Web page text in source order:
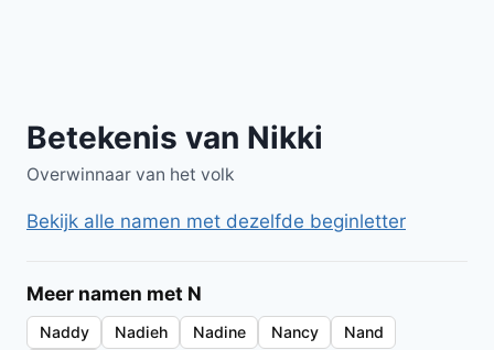
Betekenis van Nikki
Overwinnaar van het volk
Bekijk alle namen met dezelfde beginletter
Meer namen met N
Naddy Nadieh Nadine Nancy
Nand